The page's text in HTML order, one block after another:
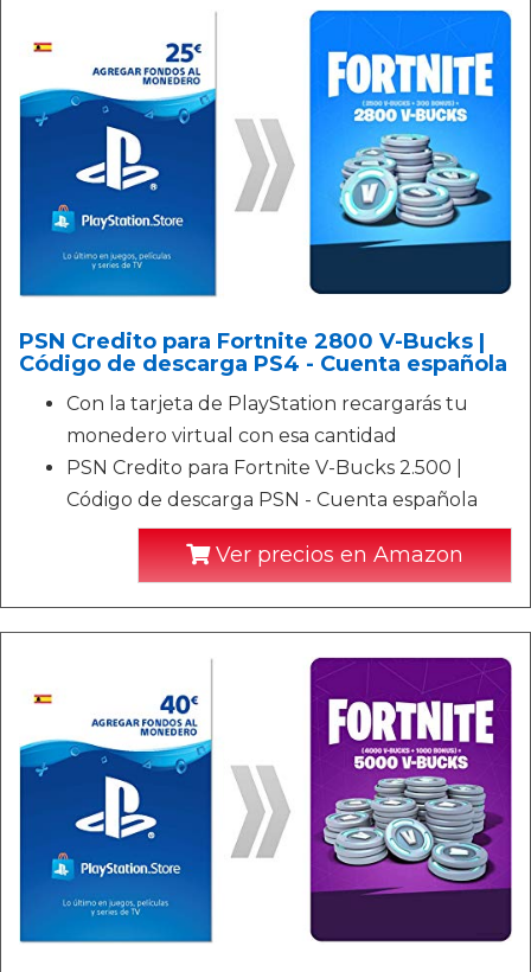
PSN Credito para Fortnite 2800 V-Bucks |
Código de descarga PS4 - Cuenta española
Con la tarjeta de PlayStation recargarás tu
monedero virtual con esa cantidad
PSN Credito para Fortnite V-Bucks 2.500 |
Código de descarga PSN - Cuenta española
Ver precios en Amazon